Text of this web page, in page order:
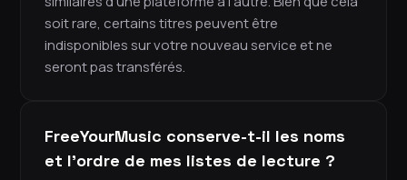
soit rare, certains titres peuvent être
indisponibles sur votre nouveau service et ne
seront pas transférés.
FreeYourMusic conserve-t-il les noms
et l'ordre de mes listes de lecture ?